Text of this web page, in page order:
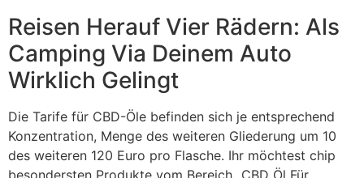
Reisen Herauf Vier Rädern: Als
Camping Via Deinem Auto
Wirklich Gelingt
Die Tarife für CBD-Öle befinden sich je entsprechend
Konzentration, Menge des weiteren Gliederung um 10
des weiteren 120 Euro pro Flasche. Ihr möchtest chip
besondersten Produkte vom Bereich „CBD Öl Für